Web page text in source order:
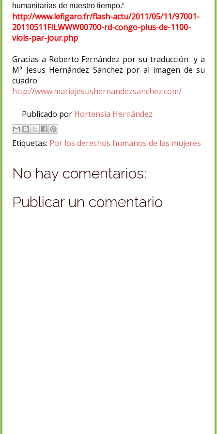
humanitarias de nuestro tiempo."
http://www.lefigaro.fr/flash-actu/2011/05/11/97001-
20110511FILWWW00700-rd-congo-plus-de-1100-
viols-par-jour.php
Gracias a Roberto Fernández por su traducción y a
Mª Jesus Hernández Sanchez por al imagen de su
cuadro
http://www.mariajesushernandezsanchez.com/
Publicado por Hortensia Hernández
Etiquetas: Por los derechos humanos de las mujeres
No hay comentarios:
Publicar un comentario